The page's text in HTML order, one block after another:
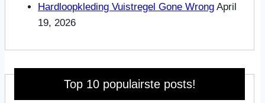
Hardloopkleding Vuistregel Gone Wrong April
19, 2026
Top 10 populairste posts!